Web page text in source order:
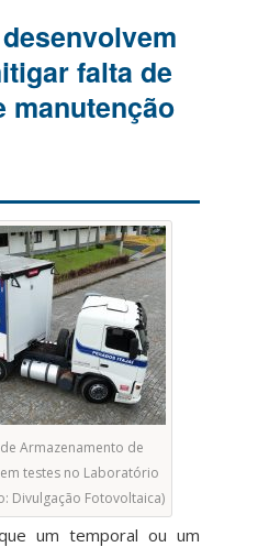
falta de
manutenção
Armazenamento de
testes no Laboratório
Divulgação Fotovoltaica)
um temporal ou um